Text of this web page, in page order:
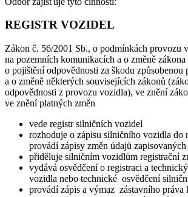
REGISTR VOZIDEL
Zákon č. 56/2001 Sb., o podmínkách provozu
na pozemních komunikacích a o změně
o pojištění odpovědnosti za škodu způsobenou
a o změně některých souvisejících zákonů
odpovědnosti z provozu vozidla), ve znění
ve znění platných změn
vede registr silničních vozidel
rozhoduje o zápisu silničního vozidla do
provádí zápisy změn údajů
přiděluje silničním vozidlům registrační
vydává osvědčení o registraci a
vozidla nebo technické osvědčení
provádí zápis a výmaz zástavního